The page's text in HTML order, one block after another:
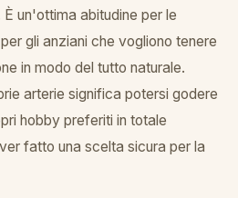
un'ottima abitudine per le
gli anziani che vogliono tenere
in modo del tutto naturale.
arterie significa potersi godere
hobby preferiti in totale
fatto una scelta sicura per la